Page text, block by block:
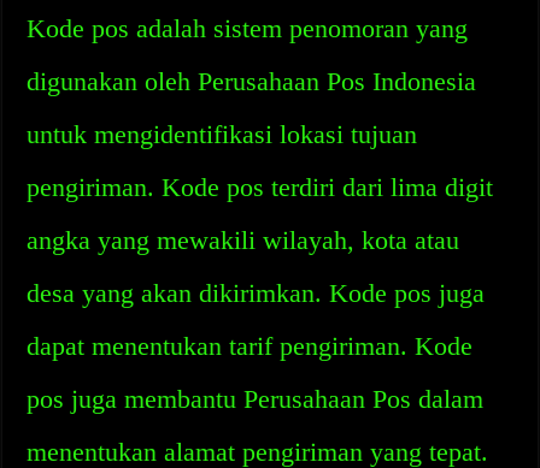
Kode pos adalah sistem penomoran yang
digunakan oleh Perusahaan Pos Indonesia
untuk mengidentifikasi lokasi tujuan
pengiriman. Kode pos terdiri dari lima digit
angka yang mewakili wilayah, kota atau
desa yang akan dikirimkan. Kode pos juga
dapat menentukan tarif pengiriman. Kode
pos juga membantu Perusahaan Pos dalam
menentukan alamat pengiriman yang tepat.